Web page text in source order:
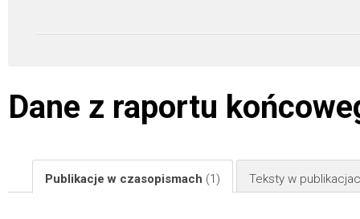
Dane z raportu
Publikacje w czasopismach (1) Teksty w